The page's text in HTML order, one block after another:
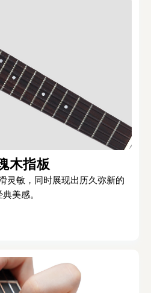
木指板
灵敏，同时展现出历久弥新的
典美感。